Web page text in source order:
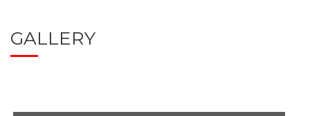
GALLERY